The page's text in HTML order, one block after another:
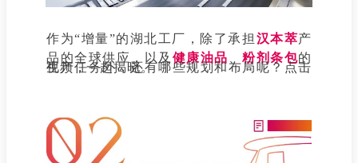
作为“增量”的湖北工厂，除了承担 汉本萃产
品的全球供应，以及 健康油品 、粉剂条包的
生产任务外，还有哪些规划和布局呢？点击视频，一起揭晓。